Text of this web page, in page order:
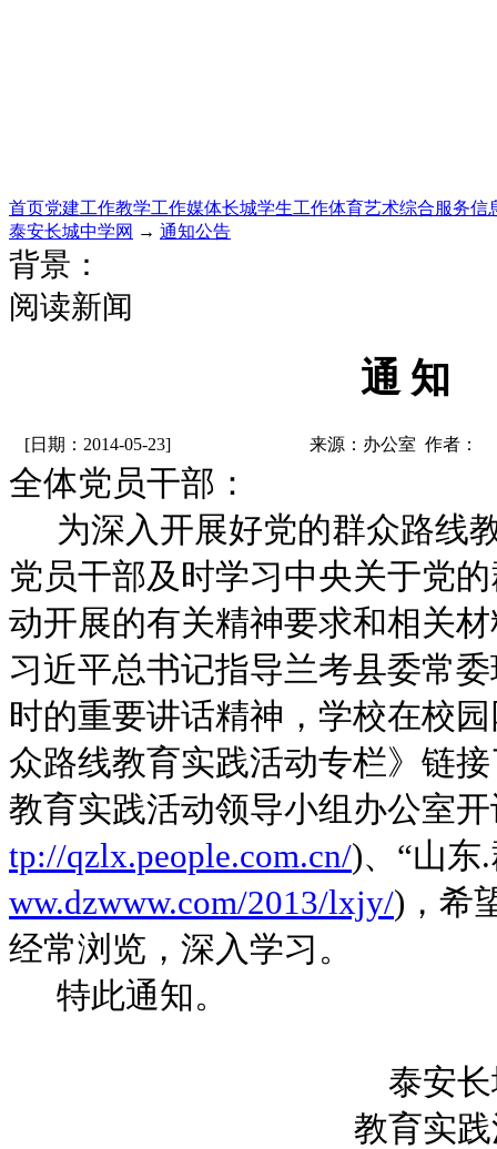
首页党建工作教学工作媒体长城学生工作体育艺术综合服务信
泰安长城中学网 → 通知公告
背景：
阅读新闻
通 知
[日期：2014-05-23] 来源：办公室 作者：
全体党员干部：
为深入开展好党的群众路线
党员干部及时学习中央关于党
动开展的有关精神要求和相关
习近平总书记指导兰考县委常
时的重要讲话精神， 学校在校
众路线教育实践活动专栏》链
教育实践活动领导小组办公室
tp://qzlx.people.com.cn/)、“山东.
ww.dzwww.com/2013/lxjy/) ，希
经常浏览，深入学习。
特此通知。
泰安
教育实